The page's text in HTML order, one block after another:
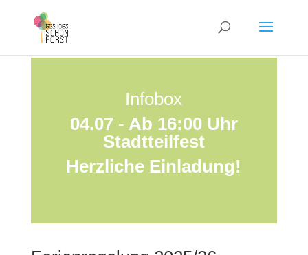
Infobox
04.07 - Ab 16:00 Uhr
Stadtteilfest
Herzliche Einladung!